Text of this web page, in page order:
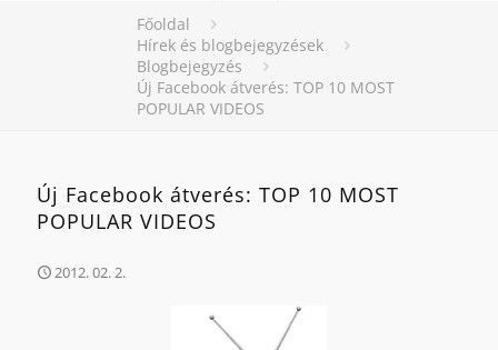
Főoldal
Hírek és blogbejegyzések
Blogbejegyzés
Új Facebook átverés: TOP 10 MOST
POPULAR VIDEOS
Új Facebook átverés: TOP 10 MOST
POPULAR VIDEOS
2012. 02. 2.